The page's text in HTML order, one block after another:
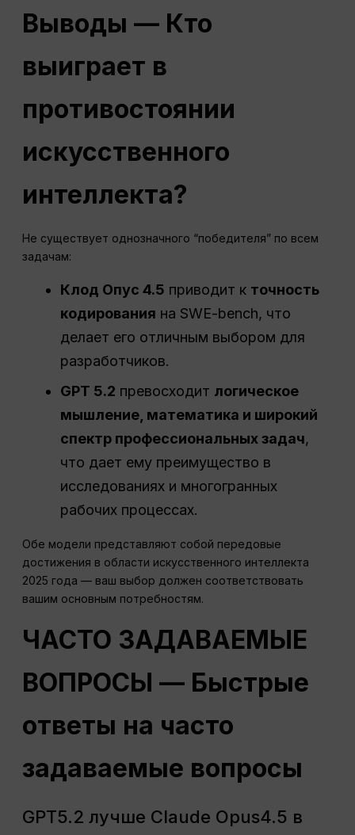
Выводы — Кто
выиграет в
противостоянии
искусственного
интеллекта?
Не существует однозначного “победителя” по всем
задачам:
Клод Опус 4.5 приводит к точность
кодирования на SWE-bench, что
делает его отличным выбором для
разработчиков.
GPT 5.2 превосходит логическое
мышление, математика и широкий
спектр профессиональных задач,
что дает ему преимущество в
исследованиях и многогранных
рабочих процессах.
Обе модели представляют собой передовые
достижения в области искусственного интеллекта
2025 года — ваш выбор должен соответствовать
вашим основным потребностям.
ЧАСТО ЗАДАВАЕМЫЕ
ВОПРОСЫ — Быстрые
ответы на часто
задаваемые вопросы
GPT5.2 лучше Claude Opus4.5 в